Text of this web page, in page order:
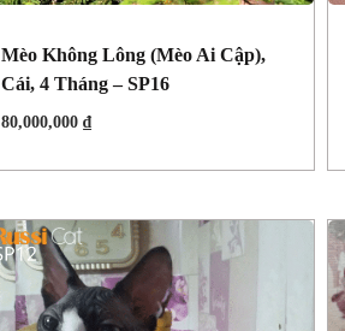
Mèo Không Lông (Mèo Ai Cập),
Cái, 4 Tháng – SP16
80,000,000 ₫